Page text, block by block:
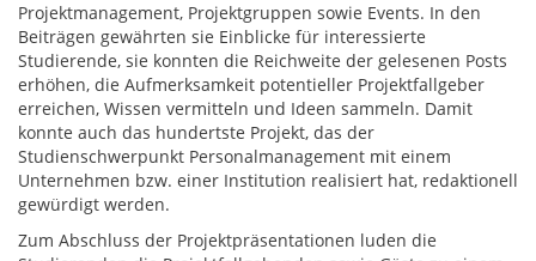
Projektmanagement, Projektgruppen sowie Events. In den
Beiträgen gewährten sie Einblicke für interessierte
Studierende, sie konnten die Reichweite der gelesenen Posts
erhöhen, die Aufmerksamkeit potentieller Projektfallgeber
erreichen, Wissen vermitteln und Ideen sammeln. Damit
konnte auch das hundertste Projekt, das der
Studienschwerpunkt Personalmanagement mit einem
Unternehmen bzw. einer Institution realisiert hat, redaktionell
gewürdigt werden.
Zum Abschluss der Projektpräsentationen luden die